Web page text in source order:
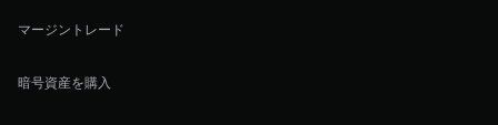
マージントレード
暗号資産を購入